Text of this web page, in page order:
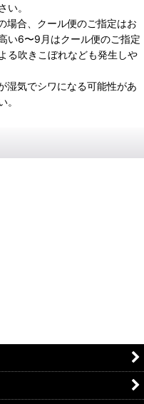
い。
場合、クール便のご指定はお
い6〜9月はクール便のご指定
る吹きこぼれなども発生しや
湿気でシワになる可能性があ
。